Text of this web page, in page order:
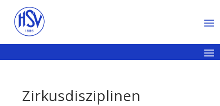
Zirkusdisziplinen